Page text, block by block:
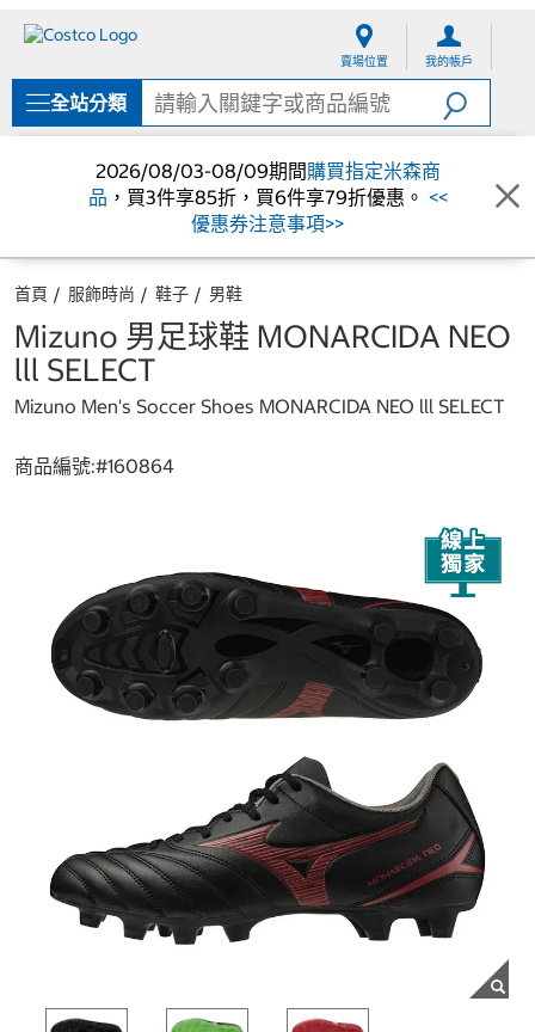
單
賣場位置 我的帳戶
全站分類
2026/08/03-08/09期間購買指定米森商
品 ，買3件享85折，買6件享79折優惠。 <<
優惠券注意事項>>
首頁 服飾時尚 鞋子 男鞋
Mizuno 男足球鞋 MONARCIDA NEO
lll SELECT
Mizuno Men's Soccer Shoes MONARCIDA NEO lll SELECT
商品編號:#160864